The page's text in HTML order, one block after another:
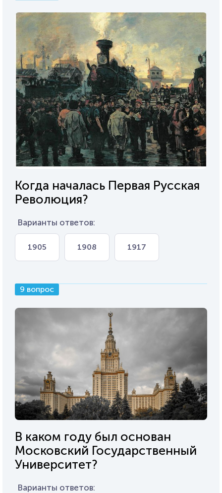
Когда началась Первая Русская
Революция?
Варианты ответов:
1905 1908 1917
9 вопрос
В каком году был основан
Московский Государственный
Университет?
Варианты ответов: